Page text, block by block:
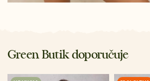
Green Butik doporučuje